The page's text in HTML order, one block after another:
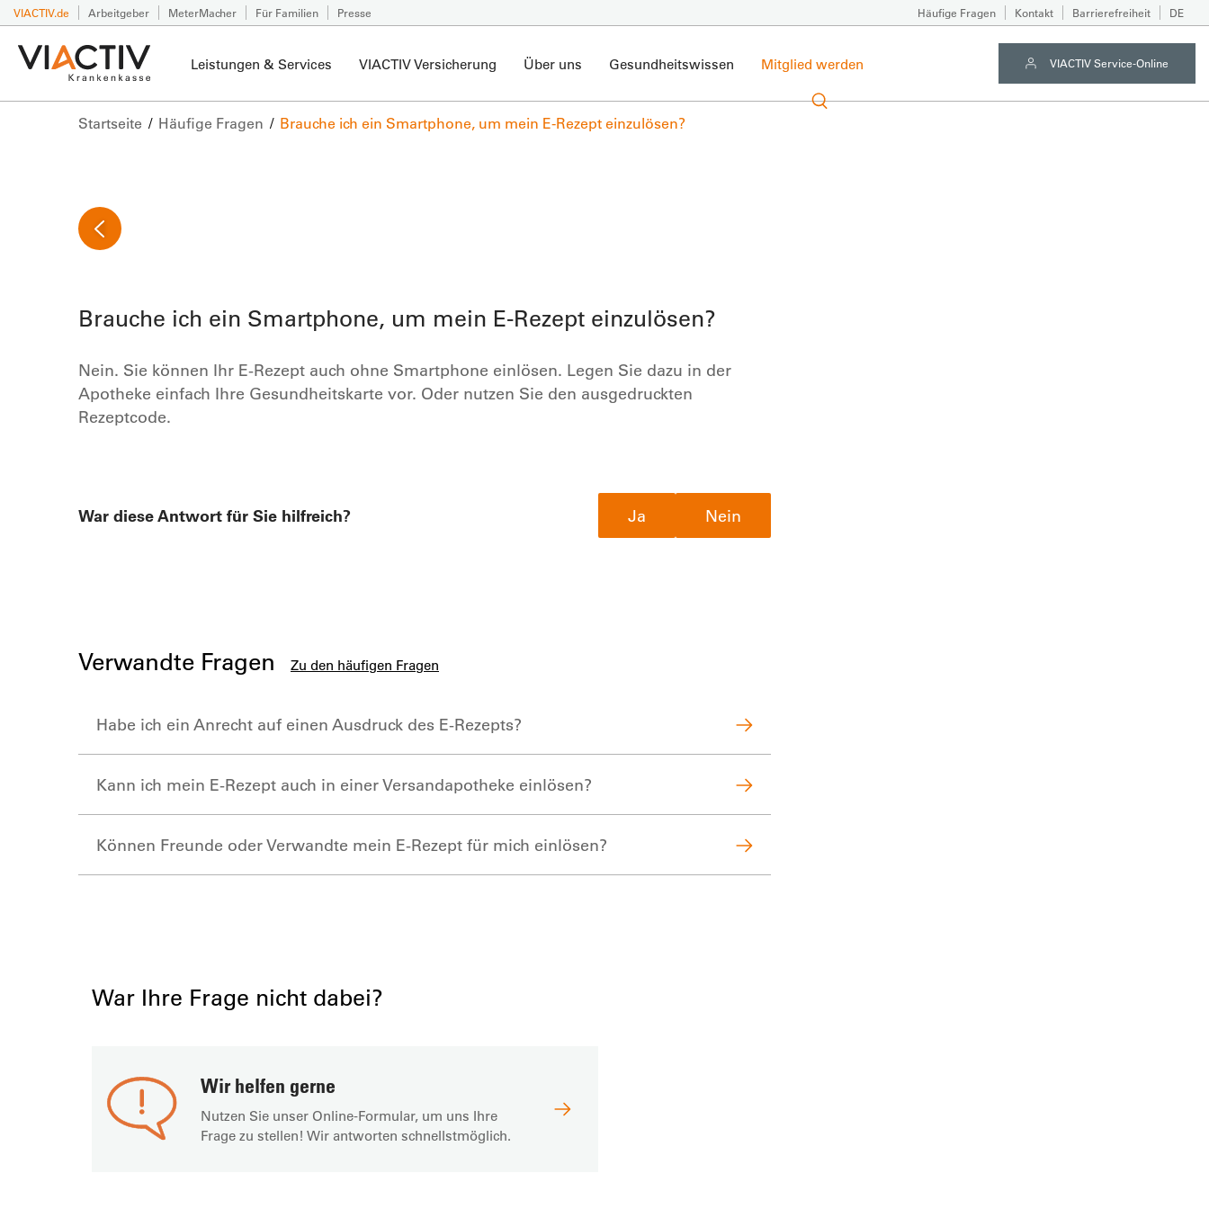
VIACTIV.de Arbeitgeber MeterMacher Für Familien Presse Häufige Fragen Kontakt Barrierefreiheit DE
Leistungen & Services VIACTIV Versicherung Über uns Gesundheitswissen Mitglied werden VIACTIV Service-Online
Startseite Häufige Fragen Brauche ich ein Smartphone, um mein E-Rezept einzulösen?
Brauche ich ein Smartphone, um mein E-Rezept einzulösen?
Nein. Sie können Ihr E-Rezept auch ohne Smartphone einlösen. Legen Sie dazu in der
Apotheke einfach Ihre Gesundheitskarte vor. Oder nutzen Sie den ausgedruckten
Rezeptcode.
War diese Antwort für Sie hilfreich? Ja Nein
Verwandte Fragen Zu den häufigen Fragen
Habe ich ein Anrecht auf einen Ausdruck des E-Rezepts?
Kann ich mein E-Rezept auch in einer Versandapotheke einlösen?
Können Freunde oder Verwandte mein E-Rezept für mich einlösen?
War Ihre Frage nicht dabei?
Wir helfen gerne
Nutzen Sie unser Online-Formular, um uns Ihre
Frage zu stellen! Wir antworten schnellstmöglich.